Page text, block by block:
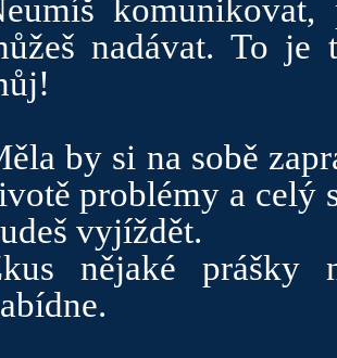
nadávat. To
by si na sobě
problémy a celý
vyjíždět.
nějaké prášky